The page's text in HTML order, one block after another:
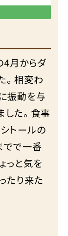
4月からダ
。 相変わ
振動を与
た。 食事
トールの
でで一番
っと気を
たり来た